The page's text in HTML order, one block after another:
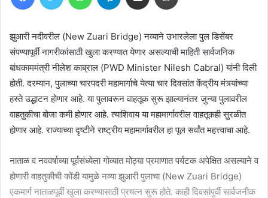
झुआरी नदीवरील (New Zuari Bridge) नव्याने उभारलेला पुल डिसेंबर
संपण्यापूर्वी नागरीकांसाठी खुला करण्यात येणार असल्याची माहिती सार्वजनिक
बांधकाममंत्री नीलेश काब्राल (PWD Minister Nilesh Cabral) यांनी दिली
होती. दरम्यान, पुलाच्या चारपदरी महामार्गाचे येत्या चार दिवसांत केंद्रीय मंत्र्यांच्या
हस्ते उद्धाटन होणार आहे. या पुलावरून वाहतूक सुरू झाल्यानंतर जुन्या पुलावरील
वाहतुकीचा बोजा कमी होणार आहे. त्याशिवाय या महामार्गावरील वाहतूकही सुरळीत
होणार आहे. राज्याच्या दृष्टीने राष्ट्रीय महामार्गावरील हा पूल सर्वांत महत्त्वाचा आहे.
नाताळ व नववर्षाच्या पूर्वसंध्येला गोव्यात मोठ्या प्रमाणात पर्यटक अपेक्षित असल्याने व
होणारी वाहतुकीची कोंडी यामुळे नव्या झुआरी पुलाचा (New Zuari Bridge)
एकमार्ग नाताळपूर्वी खुला करण्यासाठी प्रयत्न सुरू होते. काही दिवसांपुर्वी सार्वजनीक